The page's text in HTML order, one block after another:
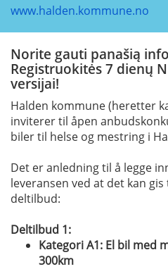
www.halden.kommune.no
Norite gauti panašią
Registruokitės 7 dienų
versijai!
Halden kommune (heretter
inviterer til åpen
biler til helse og mestring i
Det er anledning til å legge
leveransen ved at det kan
deltilbud:
Deltilbud 1:
Kategori A1: El bil med
300km